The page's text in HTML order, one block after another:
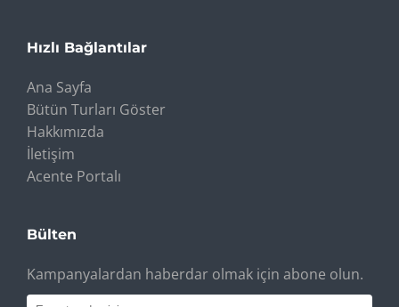
Hızlı Bağlantılar
Ana Sayfa
Bütün Turları Göster
Hakkımızda
İletişim
Acente Portalı
Bülten
Kampanyalardan haberdar olmak için abone olun.